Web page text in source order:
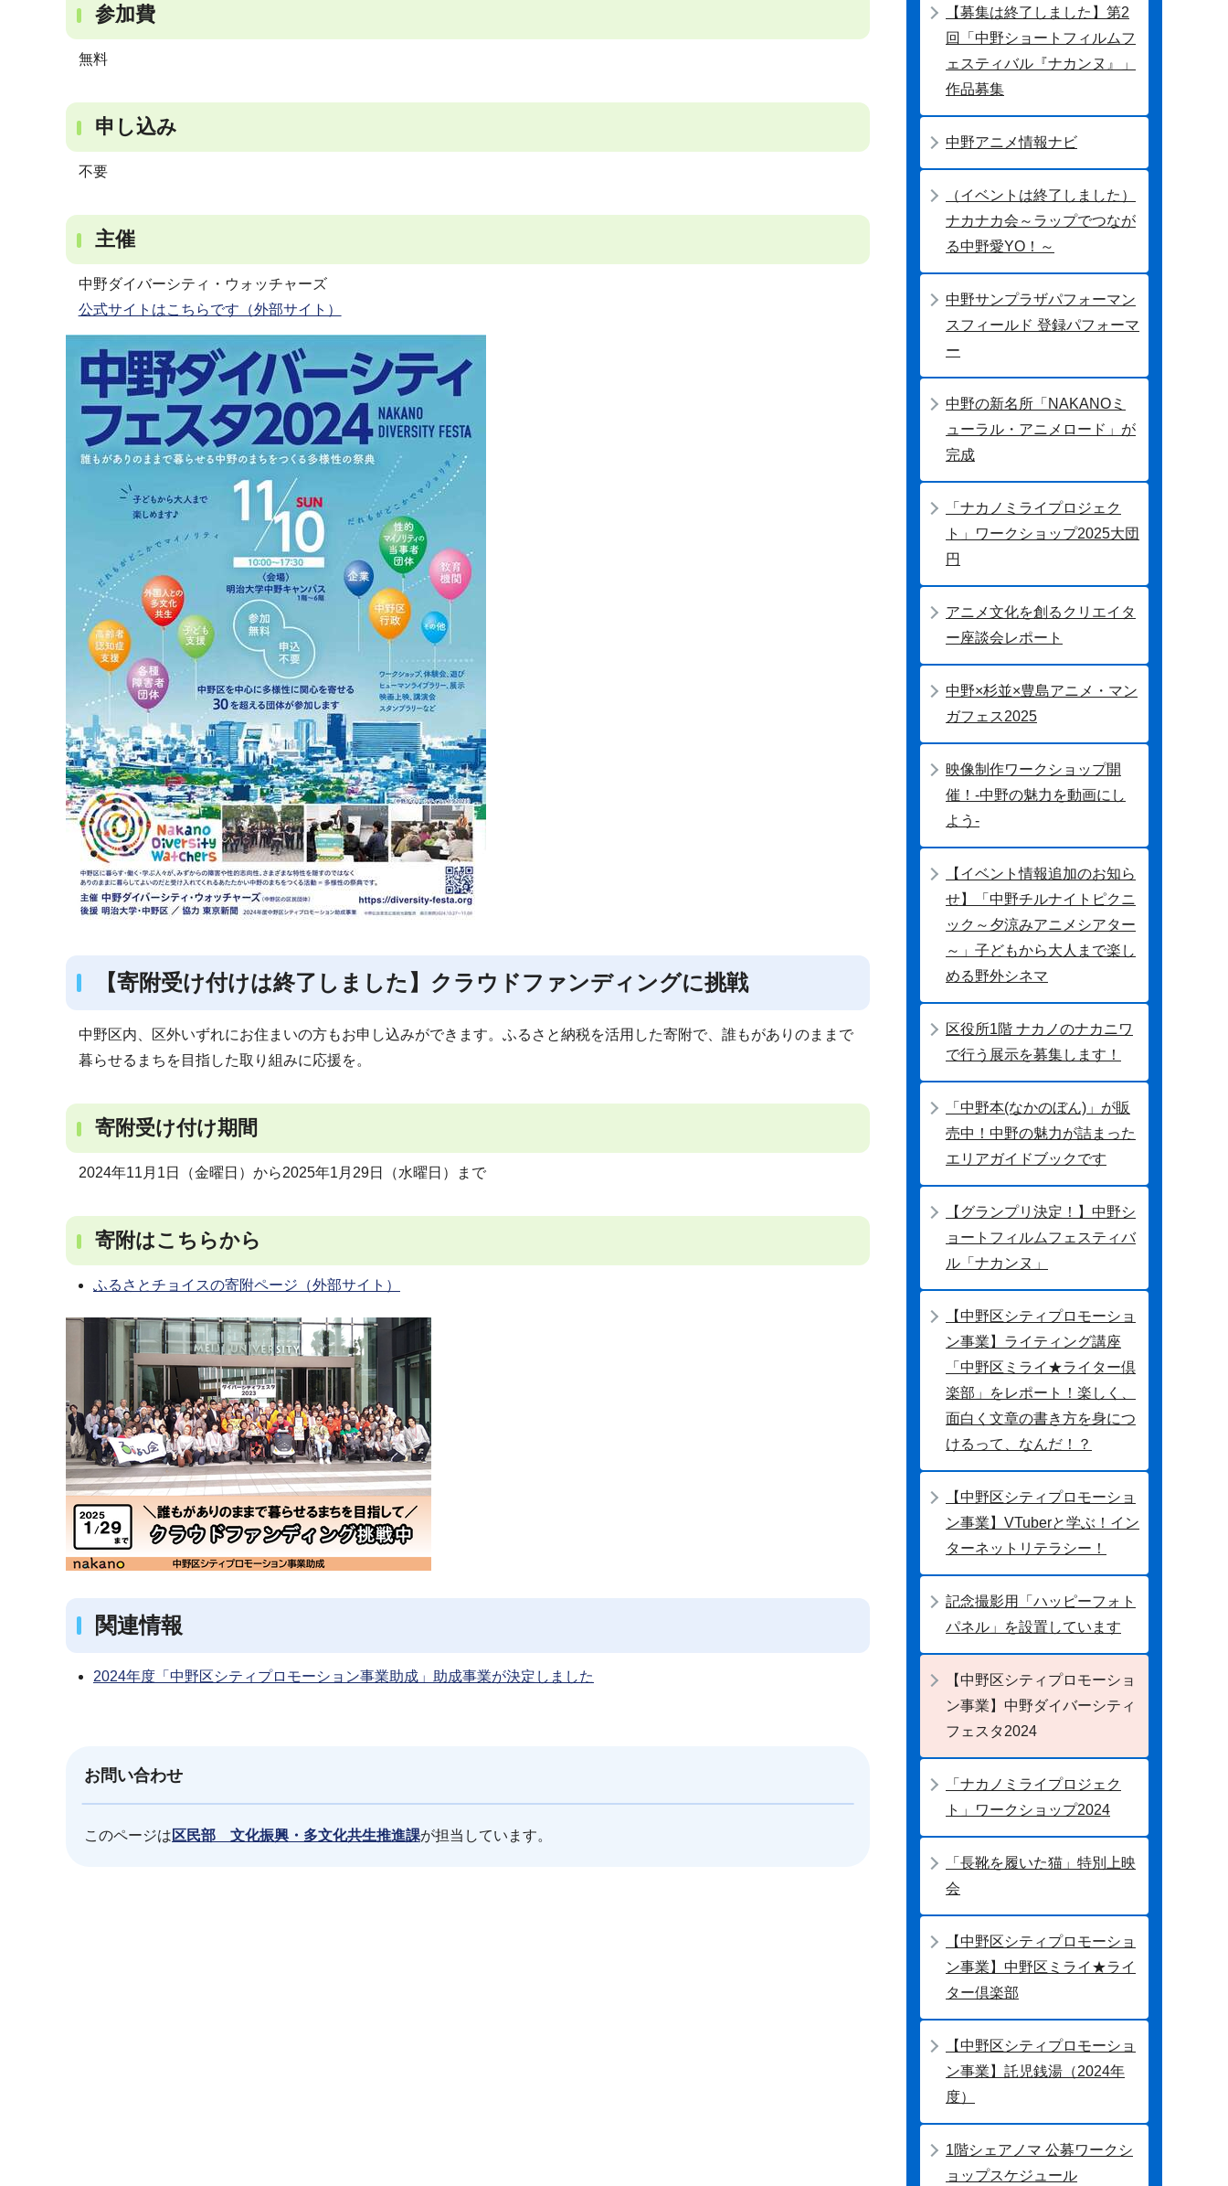
参加費
無料
申し込み
不要
主催
中野ダイバーシティ・ウォッチャーズ
公式サイトはこちらです（外部サイト）
【寄附受け付けは終了しました】クラウドファンディングに挑戦
中野区内、区外いずれにお住まいの方もお申し込みができます。ふるさと納税を活用した寄附で、誰もがありのままで
暮らせるまちを目指した取り組みに応援を。
寄附受け付け期間
2024年11月1日（金曜日）から2025年1月29日（水曜日）まで
寄附はこちらから
ふるさとチョイスの寄附ページ（外部サイト）
関連情報
2024年度「中野区シティプロモーション事業助成」助成事業が決定しました
お問い合わせ
このページは 区民部 文化振興・多文化共生推進課が担当しています。
【募集は終了しました】第2
回「中野ショートフィルムフ
ェスティバル『ナカンヌ』」
作品募集
中野アニメ情報ナビ
（イベントは終了しました）
ナカナカ会～ラップでつなが
る中野愛YO！～
中野サンプラザパフォーマン
スフィールド 登録パフォーマ
ー
中野の新名所「NAKANOミ
ューラル・アニメロード」が
完成
「ナカノミライプロジェク
ト」ワークショップ2025大団
円
アニメ文化を創るクリエイタ
ー座談会レポート
中野×杉並×豊島アニメ・マン
ガフェス2025
映像制作ワークショップ開
催！-中野の魅力を動画にし
よう-
【イベント情報追加のお知ら
せ】「中野チルナイトピクニ
ック～夕涼みアニメシアター
～」子どもから大人まで楽し
める野外シネマ
区役所1階 ナカノのナカニワ
で行う展示を募集します！
「中野本(なかのぼん)」が販
売中！中野の魅力が詰まった
エリアガイドブックです
【グランプリ決定！】中野シ
ョートフィルムフェスティバ
ル「ナカンヌ」
【中野区シティプロモーショ
ン事業】ライティング講座
「中野区ミライ★ライター倶
楽部」をレポート！楽しく、
面白く文章の書き方を身につ
けるって、なんだ！？
【中野区シティプロモーショ
ン事業】VTuberと学ぶ！イン
ターネットリテラシー！
記念撮影用「ハッピーフォト
パネル」を設置しています
【中野区シティプロモーショ
ン事業】中野ダイバーシティ
フェスタ2024
「ナカノミライプロジェク
ト」ワークショップ2024
「長靴を履いた猫」特別上映
会
【中野区シティプロモーショ
ン事業】中野区ミライ★ライ
ター倶楽部
【中野区シティプロモーショ
ン事業】託児銭湯（2024年
度）
1階シェアノマ 公募ワークシ
ョップスケジュール